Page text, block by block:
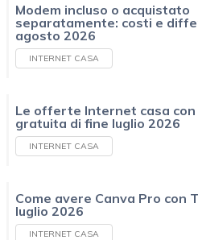
Modem incluso o acquistato
separatamente: costi e
agosto 2026
INTERNET CASA
Le offerte Internet casa
gratuita di fine luglio 2026
INTERNET CASA
Come avere Canva Pro con
luglio 2026
INTERNET CASA